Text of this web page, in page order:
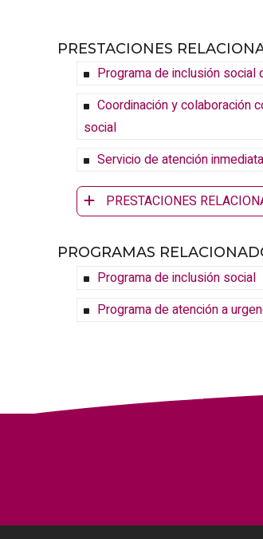
PRESTACIONES
Programa de inclusión
Coordinación y colaboración
social
Servicio de atención
PRESTACIONES
PROGRAMAS
Programa de inclusión social
Programa de atención a